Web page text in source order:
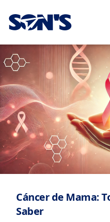
Laboratorios Química Son's
Cáncer de Mama:
Saber